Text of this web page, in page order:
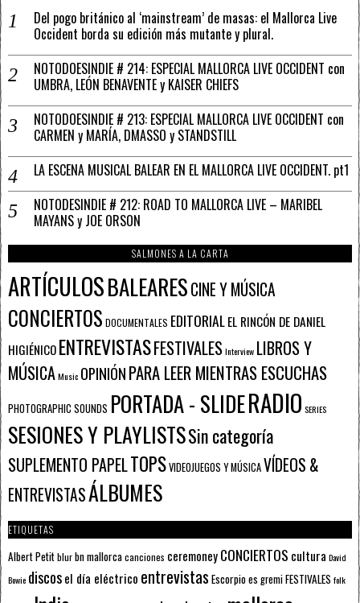
Del pogo británico al ‘mainstream’ de masas: el Mallorca Live
Occident borda su edición más mutante y plural.
NOTODOESINDIE # 214: ESPECIAL MALLORCA LIVE OCCIDENT con
UMBRA, LEÓN BENAVENTE y KAISER CHIEFS
NOTODOESINDIE # 213: ESPECIAL MALLORCA LIVE OCCIDENT con
CARMEN y MARÍA, DMASSO y STANDSTILL
LA ESCENA MUSICAL BALEAR EN EL MALLORCA LIVE OCCIDENT. pt1
NOTODESINDIE # 212: ROAD TO MALLORCA LIVE – MARIBEL
MAYANS y JOE ORSON
SALMONES A LA CARTA
ARTÍCULOSBALEARESCINE Y MÚSICA
CONCIERTOS DOCUMENTALES EDITORIALEL RINCÓN DE DANIEL
HIGIÉNICOENTREVISTASFESTIVALESInterview LIBROS Y
MÚSICAMusic OPINIÓNPARA LEER MIENTRAS ESCUCHAS
PHOTOGRAPHIC SOUNDS PORTADA - SLIDERADIO SERIES
SESIONES Y PLAYLISTSSin categoría
SUPLEMENTO PAPELTOPSVIDEOJUEGOS Y MÚSICAVÍDEOS &
ENTREVISTASÁLBUMES
ETIQUETAS
Albert Petitblurbn mallorcacanciones ceremoneyCONCIERTOS cultura David
Bowie discosel día eléctrico entrevistas Escorpioes gremiFESTIVALES folk